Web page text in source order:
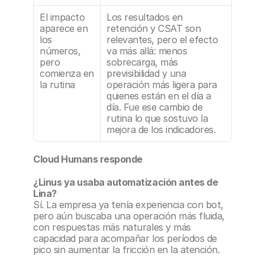
El impacto
aparece en
los
números,
pero
comienza en
la rutina
Los resultados en
retención y CSAT son
relevantes, pero el efecto
va más allá: menos
sobrecarga, más
previsibilidad y una
operación más ligera para
quienes están en el día a
día. Fue ese cambio de
rutina lo que sostuvo la
mejora de los indicadores.
Cloud Humans responde
¿Linus ya usaba automatización antes de
Lina?
Sí. La empresa ya tenía experiencia con bot,
pero aún buscaba una operación más fluida,
con respuestas más naturales y más
capacidad para acompañar los períodos de
pico sin aumentar la fricción en la atención.